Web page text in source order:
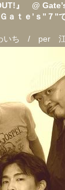
』 @
ｔｅ’ｓ”７”
ち / per 江